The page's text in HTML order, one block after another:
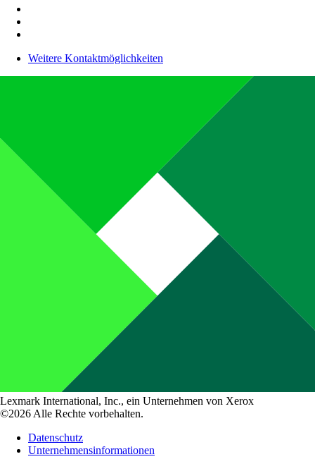
Weitere Kontaktmöglichkeiten
Lexmark International, Inc., ein Unternehmen von Xerox
©2026 Alle Rechte vorbehalten.
Datenschutz
Unternehmensinformationen